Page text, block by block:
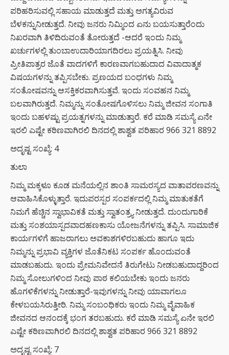
ಪರಿಹರಿಸುವಲ್ಲಿ ಸಹಾಯ ಮಾಡುತ್ತದೆ ಮತ್ತು ಅಗತ್ಯವಿರುವ
ಬೆಳಕನ್ನುನೀಡುತ್ತದೆ. ನೀವು ಜನರು ನಿಮ್ಮಿಂದ ಏನು ಬಯಸುತ್ತಾರೆಂದು
ನಿಖರವಾಗಿ ತಿಳಿದಿರುವಂತೆ ತೋರುತ್ತದೆ -ಆದರೆ ಇಂದು ನಿಮ್ಮ
ಖರ್ಚುಗಳಲ್ಲಿ ತುಂಬಾಉದಾರಿಯಾಗದಿರಲು ಪ್ರಯತ್ನಿಸಿ. ನೀವು
ಪ್ರೀತಿಪಾತ್ರರ ಜೊತೆ ವಾದಗಳಿಗೆ ಕಾರಣವಾಗಬಹುದಾದ ವಿವಾದಾತ್ಮಕ
ವಿಷಯಗಳನ್ನು ತಪ್ಪಿಸಬೇಕು. ಪ್ರಣಯದ ಬಂಧಗಳು ನಿಮ್ಮ
ಸಂತೋಷವನ್ನು ಆಸಕ್ತಿಕರವಾಗಿಸುತ್ತವೆ. ಇಂದು ಸಂವಹನ ನಿಮ್ಮ
ಬಲವಾಗಿರುತ್ತದೆ. ನಿಮ್ಮನ್ನು ಸಂತೋಷಗೊಳಿಸಲು ನಿಮ್ಮ ಜೀವನ ಸಂಗಾತಿ
ಇಂದು ಬಹಳಷ್ಟು ಪ್ರಯತ್ನಗಳನ್ನು ಮಾಡುತ್ತಾರೆ. ಕರೆ ಮಾಡಿ ಸಮಸ್ಯೆ ಏನೇ
ಇರಲಿ ಎಷ್ಟೇ ಕಠಿಣವಾಗಿರಲಿ ದಿನದಲ್ಲಿ ಶಾಶ್ವತ ಪರಿಹಾರ 966 321 8892
ಅದೃಷ್ಟ ಸಂಖ್ಯೆ: 4
ತುಲಾ
ನಿಮ್ಮ ಮಕ್ಕಳೂ ಕೂಡ ಮನೆಯಲ್ಲಿನ ಶಾಂತಿ ಸಾಮರಸ್ಯದ ವಾತಾವರಣವನ್ನು
ಆವಾಹಿಸಿಕೊಳ್ಳುತ್ತಾರೆ. ಇದುಪರಸ್ಪರ ಸಂಪರ್ಕದಲ್ಲಿ ನಿಮ್ಮ ಮಾತುಕತೆಗೆ
ನಿಮಗೆ ಹೆಚ್ಚಿನ ಸ್ವಾಭಾವಿಕತೆ ಮತ್ತು ಸ್ವಾತಂತ್ರ್ಯ ನೀಡುತ್ತದೆ. ದುಂದುಗಾರಿಕೆ
ಮತ್ತು ಸಂಶಯಾಸ್ಪದವಾದಹಣಕಾಸು ಯೋಜನೆಗಳನ್ನು ತಪ್ಪಿಸಿ. ಸಾಮಾಜಿಕ
ಕಾರ್ಯಗಳಿಗೆ ಹಾಜರಾಗಲು ಅವಕಾಶಗಳಿರಬಹುದು ಹಾಗೂ ಇದು
ನಿಮ್ಮನ್ನು ಪ್ರಭಾವಿ ವ್ಯಕ್ತಿಗಳ ಜೊತೆನಿಕಟ ಸಂಪರ್ಕ ಹೊಂದುವಂತೆ
ಮಾಡಬಹುದು. ಇಂದು ಪ್ರೇಮನಿವೇದನೆ ತಿರುಗೇಟು ನೀಡಬಹುದಾದ್ದರಿಂದ
ನಿಮ್ಮ ಸೋಲುಗಳಿಂದ ನೀವು ಪಾಠ ಕಲಿಯಬೇಕು ಇಂದು ಜನರು
ಹೊಗಳಿಕೆಗಳನ್ನು ನೀಡುತ್ತಾರೆ-ಇವುಗಳನ್ನು ನೀವು ಯಾವಾಗಲೂ
ಕೇಳಬಯಸಿರುತ್ತೀರಿ. ನಿಮ್ಮ ಸಂಬಂಧಿಕರು ಇಂದು ನಿಮ್ಮ ವೈವಾಹಿಕ
ಜೀವನದ ಆನಂದಕ್ಕೆ ಭಂಗ ತರಬಹುದು. ಕರೆ ಮಾಡಿ ಸಮಸ್ಯೆ ಏನೇ ಇರಲಿ
ಎಷ್ಟೇ ಕಠಿಣವಾಗಿರಲಿ ದಿನದಲ್ಲಿ ಶಾಶ್ವತ ಪರಿಹಾರ 966 321 8892
ಅದೃಷ್ಟ ಸಂಖ್ಯೆ: 7